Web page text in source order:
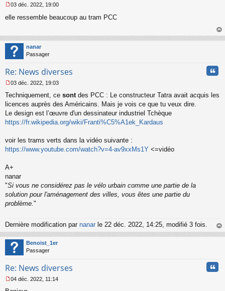
e
a
g
e
o
l
u
03 déc. 2022, 19:00
elle ressemble beaucoup au tram PCC
au
nanar
Passager
Re: News diverses
e
s
s
g
n
o
u
03 déc. 2022, 19:03
Techniquement, ce sont des PCC : Le constructeur Tatra avait acquis les
licences auprès des Américains. Mais je vois ce que tu veux dire.
Le design est l’œuvre d'un dessinateur industriel Tchèque
https://fr.wikipedia.org/wiki/Franti%C5%A1ek_Kardaus
voir les trams verts dans la vidéo suivante :
https://www.youtube.com/watch?v=4-av9xxMs1Y <=vidéo
A+
nanar
"Si vous ne considérez pas le vélo urbain comme une partie de la
solution pour l'aménagement des villes, vous êtes une partie du
problème. "
Dernière modification par nanar le 22 déc. 2022, 14:25, modifié 3 fois.
au
Benoist_1er
Passager
Re: News diverses
04 déc. 2022, 11:14